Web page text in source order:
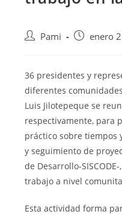
Pami enero
36 presidentes y
diferentes
Luis Jilotepeque se
respectivamente, para
práctico sobre tiempos
y seguimiento de
de Desarrollo-
trabajo a nivel
Esta actividad forma